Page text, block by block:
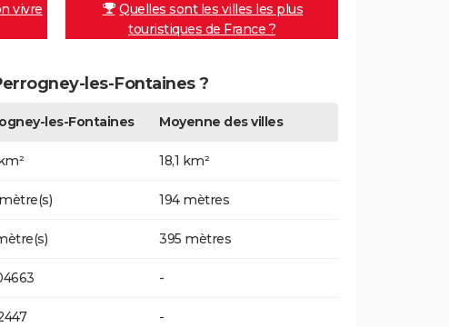
vivre
Quelles sont les villes les plus
touristiques de France ?
les-Fontaines ?
les-Fontaines Moyenne des villes
18,1 km²
194 mètres
395 mètres
-
-